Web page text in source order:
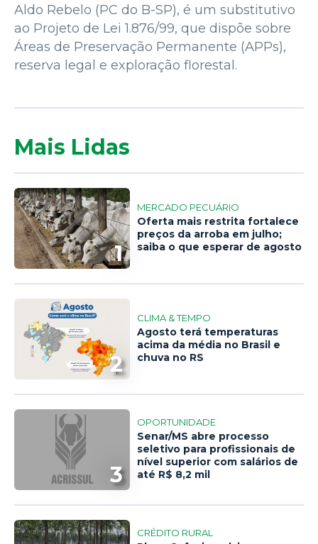
Aldo Rebelo (PC do B-SP), é um substitutivo
ao Projeto de Lei 1.876/99, que dispõe sobre
Áreas de Preservação Permanente (APPs),
reserva legal e exploração florestal.
Mais Lidas
1
MERCADO PECUÁRIO
Oferta mais restrita fortalece
preços da arroba em julho;
saiba o que esperar de agosto
2
CLIMA & TEMPO
Agosto terá temperaturas
acima da média no Brasil e
chuva no RS
3
OPORTUNIDADE
Senar/MS abre processo
seletivo para profissionais de
nível superior com salários de
até R$ 8,2 mil
CRÉDITO RURAL